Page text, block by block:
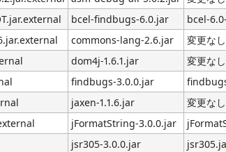
bcel-findbugs-6.0.jar
bcel-
commons-lang-2.6.jar
変更なし
dom4j-1.6.1.jar
変更なし
findbugs-3.0.0.jar
jaxen-1.1.6.jar
変更なし
jFormatString-3.0.0.jar
jsr305-3.0.0.jar